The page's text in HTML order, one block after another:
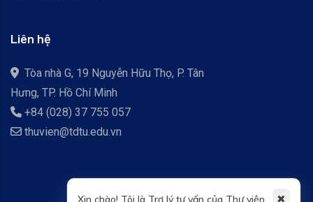
Liên hệ
Tòa nhà G, 19 Nguyễn Hữu Thọ, P. Tân
Hưng, TP. Hồ Chí Minh
+84 (028) 37 755 057
thuvien@tdtu.edu.vn
Xin chào! Tôi là Trợ lý tư vấn của Thư viện. ✖